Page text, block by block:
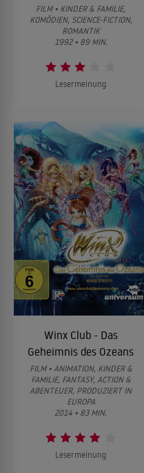
FILM • KINDER & FAMILIE,
KOMÖDIEN, SCIENCE-FICTION,
ROMANTIK
1992 • 89 MIN.
Lesermeinung
Winx Club - Das
Geheimnis des Ozeans
FILM • ANIMATION, KINDER &
FAMILIE, FANTASY, ACTION &
ABENTEUER, PRODUZIERT IN
EUROPA
2014 • 83 MIN.
Lesermeinung